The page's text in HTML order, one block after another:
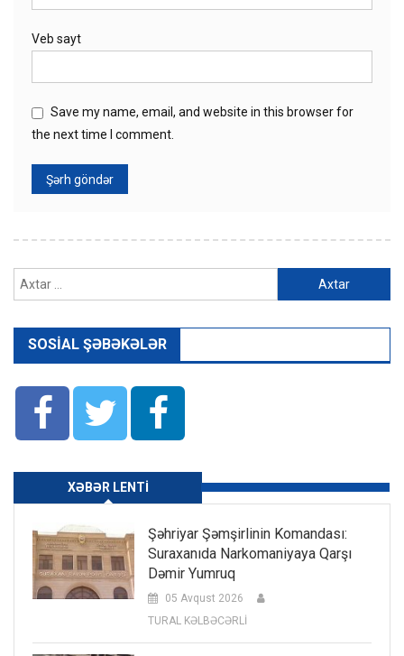
Veb sayt
Save my name, email, and website in this browser for
the next time I comment.
SOSIAL ŞƏBƏKƏLƏR
XƏBƏR LENTI
Şəhriyar Şəmşirlinin Komandası:
Suraxanıda Narkomaniyaya Qarşı
Dəmir Yumruq
05 Avqust 2026
TURAL KƏLBƏCƏRLİ